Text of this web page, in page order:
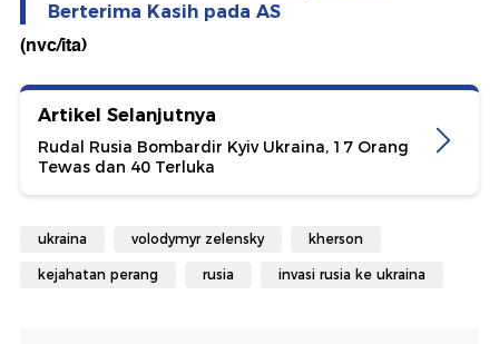
Berterima Kasih pada AS
(nvc/ita)
Artikel Selanjutnya
Rudal Rusia Bombardir Kyiv Ukraina, 17 Orang
Tewas dan 40 Terluka
ukraina volodymyr zelensky kherson
kejahatan perang rusia invasi rusia ke ukraina